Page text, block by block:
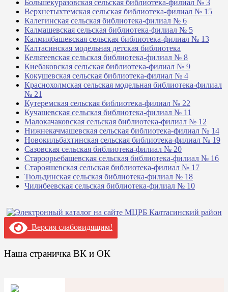
Большекуразовская сельская библиотека-филиал № 3
Верхнетыхтемская сельская библиотека-филиал № 15
Калегинская сельская библиотека-филиал № 6
Калмашевская сельская библиотека-филиал № 5
Калмиябашевская сельская библиотека-филиал № 13
Калтасинская модельная детская библиотека
Кельтеевская сельская библиотека-филиал № 8
Киебаковская сельская библиотека-филиал № 9
Кокушевская сельская библиотека-филиал № 4
Краснохолмская сельская модельная библиотека-филиал
№ 21
Кутеремская сельская библиотека-филиал № 22
Кучашевская сельская библиотека-филиал № 11
Малокачаковская сельская библиотека-филиал № 12
Нижнекачмашевская сельская библиотека-филиал № 14
Новокильбахтинская сельская библиотека-филиал № 19
Сазовская сельская библиотека-филиал № 20
Староорьебашевская сельская библиотека-филиал № 16
Старояшевская сельская библиотека-филиал № 17
Тюльдинская сельская библиотека-филиал № 18
Чилибеевская сельская библиотека-филиал № 10
Версия слабовидящим!
Наша страничка ВК и ОК